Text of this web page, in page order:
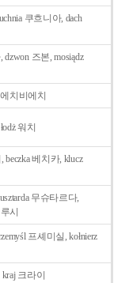
쿠흐니아, dach
dzwon 즈본, mosiądz
치비에치
워치
beczka 베치카, klucz
무슈타르다,
시
프셰미실, kołnierz
크라이